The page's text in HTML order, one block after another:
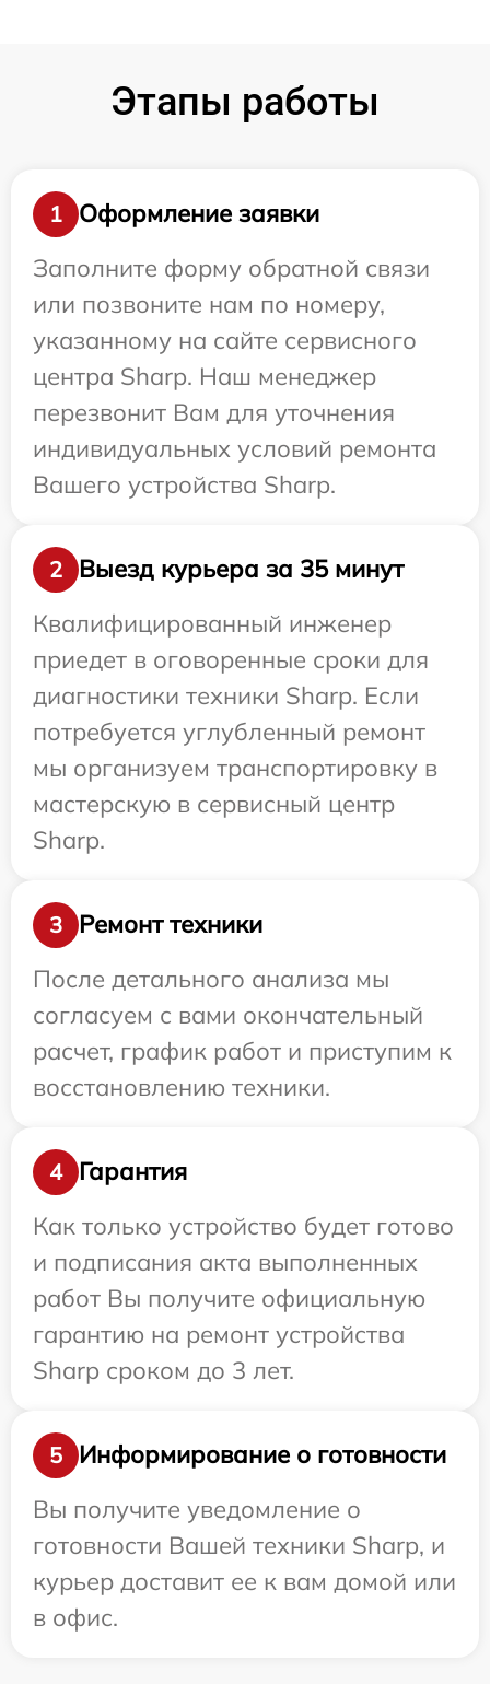
Этапы работы
1
Оформление заявки
Заполните форму обратной связи
или позвоните нам по номеру,
указанному на сайте сервисного
центра Sharp. Наш менеджер
перезвонит Вам для уточнения
индивидуальных условий ремонта
Вашего устройства Sharp.
2
Выезд курьера за 35 минут
Квалифицированный инженер
приедет в оговоренные сроки для
диагностики техники Sharp. Если
потребуется углубленный ремонт
мы организуем транспортировку в
мастерскую в сервисный центр
Sharp.
3
Ремонт техники
После детального анализа мы
согласуем с вами окончательный
расчет, график работ и приступим к
восстановлению техники.
4
Гарантия
Как только устройство будет готово
и подписания акта выполненных
работ Вы получите официальную
гарантию на ремонт устройства
Sharp сроком до 3 лет.
5
Информирование о готовности
Вы получите уведомление о
готовности Вашей техники Sharp, и
курьер доставит ее к вам домой или
в офис.